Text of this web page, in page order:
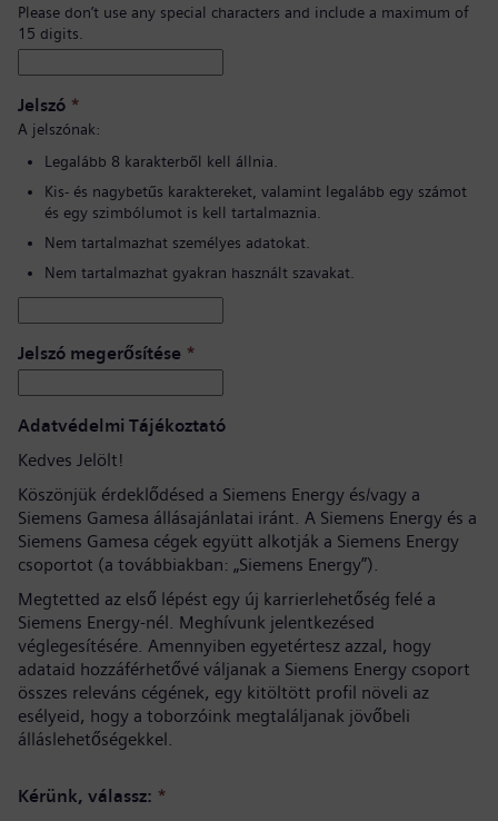
Please don’t use any special characters and include a maximum of
15 digits.
Jelszó *
A jelszónak:
Legalább 8 karakterből kell állnia.
Kis- és nagybetűs karaktereket, valamint legalább egy számot
és egy szimbólumot is kell tartalmaznia.
Nem tartalmazhat személyes adatokat.
Nem tartalmazhat gyakran használt szavakat.
Jelszó megerősítése *
Adatvédelmi Tájékoztató
Kedves Jelölt!
Köszönjük érdeklődésed a Siemens Energy és/vagy a
Siemens Gamesa állásajánlatai iránt. A Siemens Energy és a
Siemens Gamesa cégek együtt alkotják a Siemens Energy
csoportot (a továbbiakban: „Siemens Energy”).
Megtetted az első lépést egy új karrierlehetőség felé a
Siemens Energy-nél. Meghívunk jelentkezésed
véglegesítésére. Amennyiben egyetértesz azzal, hogy
adataid hozzáférhetővé váljanak a Siemens Energy csoport
összes releváns cégének, egy kitöltött profil növeli az
esélyeid, hogy a toborzóink megtaláljanak jövőbeli
álláslehetőségekkel.
Kérünk, válassz: *